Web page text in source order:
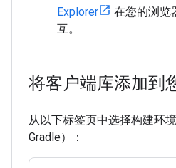
Explorer
在您的浏览
互。
将客户端库添加到
从以下标签页中选择构建环
Gradle）：